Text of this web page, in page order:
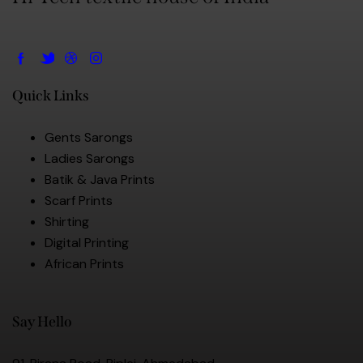
Quick Links
Gents Sarongs
Ladies Sarongs
Batik & Java Prints
Scarf Prints
Shirting
Digital Printing
African Prints
Say Hello